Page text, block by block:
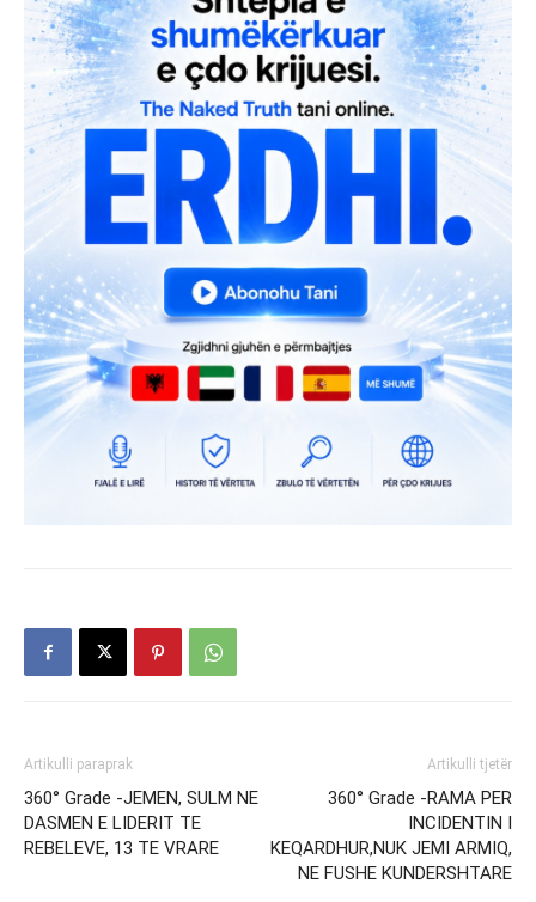
Artikulli paraprak
360° Grade -JEMEN, SULM NE
DASMEN E LIDERIT TE
REBELEVE, 13 TE VRARE
Artikulli tjetër
360° Grade -RAMA PER
INCIDENTIN I
KEQARDHUR,NUK JEMI ARMIQ,
NE FUSHE KUNDERSHTARE